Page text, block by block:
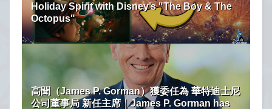
Holiday Spirit with Disney’s "The Boy & The
Octopus"
高聞（James P. Gorman）獲委任為 華特迪士尼
公司董事局 新任主席｜James P. Gorman has